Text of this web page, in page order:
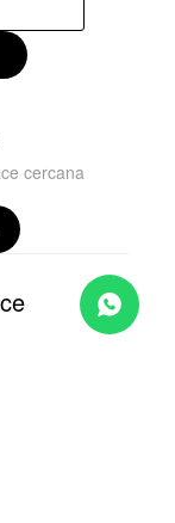
cercana